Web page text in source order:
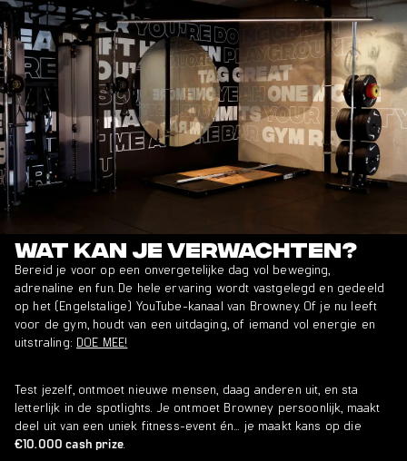
Wat kan je verwachten?
Bereid je voor op een onvergetelijke dag vol beweging,
adrenaline en fun. De hele ervaring wordt vastgelegd en gedeeld
op het (Engelstalige) YouTube-kanaal van Browney. Of je nu leeft
voor de gym, houdt van een uitdaging, of iemand vol energie en
uitstraling: DOE MEE!
Test jezelf, ontmoet nieuwe mensen, daag anderen uit, en sta
letterlijk in de spotlights. Je ontmoet Browney persoonlijk, maakt
deel uit van een uniek fitness-event én… je maakt kans op die
€10.000 cash prize.